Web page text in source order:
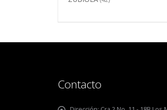
Contacto